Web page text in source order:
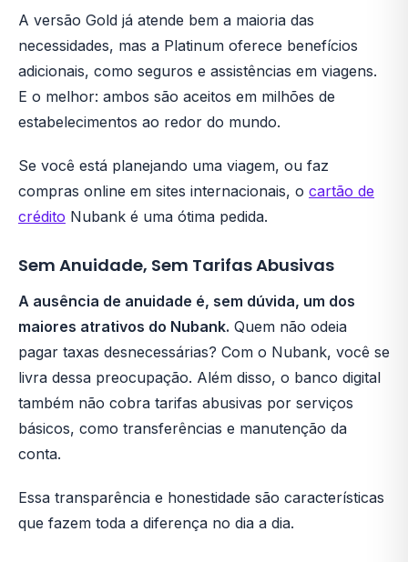
A versão Gold já atende bem a maioria das
necessidades, mas a Platinum oferece benefícios
adicionais, como seguros e assistências em viagens.
E o melhor: ambos são aceitos em milhões de
estabelecimentos ao redor do mundo.
Se você está planejando uma viagem, ou faz
compras online em sites internacionais, o cartão de
crédito Nubank é uma ótima pedida.
Sem Anuidade, Sem Tarifas Abusivas
A ausência de anuidade é, sem dúvida, um dos
maiores atrativos do Nubank. Quem não odeia
pagar taxas desnecessárias? Com o Nubank, você se
livra dessa preocupação. Além disso, o banco digital
também não cobra tarifas abusivas por serviços
básicos, como transferências e manutenção da
conta.
Essa transparência e honestidade são características
que fazem toda a diferença no dia a dia.